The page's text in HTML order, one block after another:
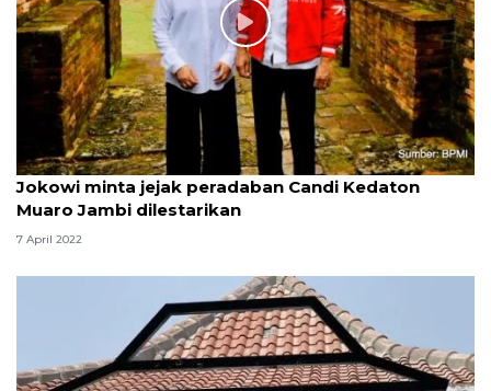
Jokowi minta jejak peradaban Candi Kedaton
Muaro Jambi dilestarikan
7 April 2022